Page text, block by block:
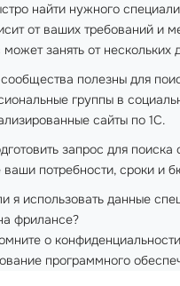
найти нужного
от ваших требований и
может занять от нескольких
сообщества полезны для
группы в
сайты по 1С.
запрос для поиска
ваши потребности, сроки и
я использовать данные
фрилансе?
о
программного